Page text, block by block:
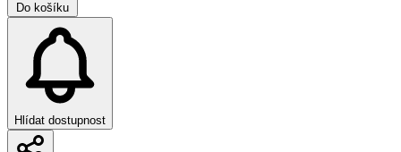
Do košíku
Hlídat dostupnost